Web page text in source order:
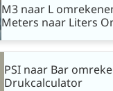
M3 naar L
Meters naar Liters
PSI naar Bar
Drukcalculator